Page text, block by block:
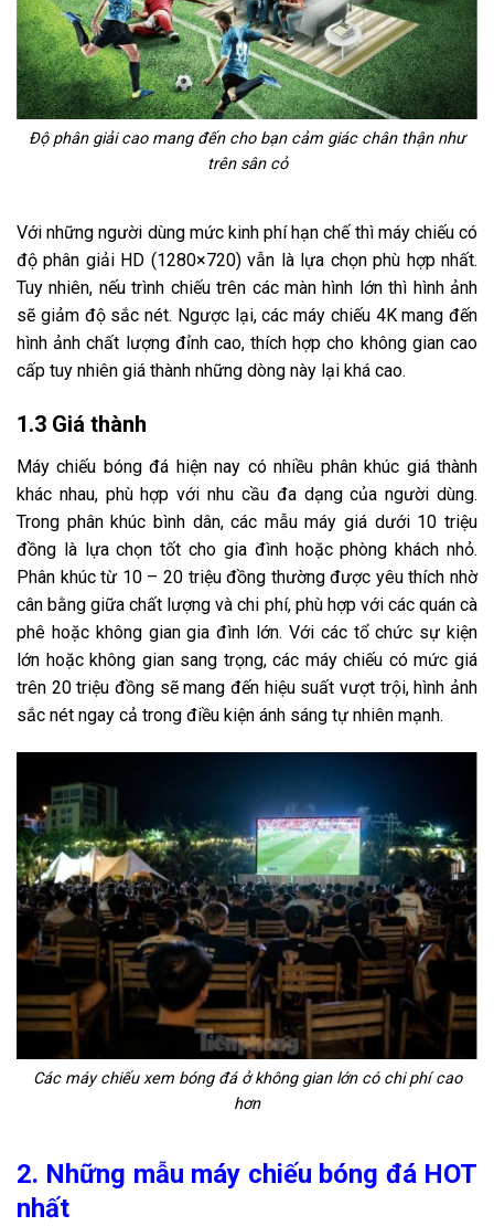
Độ phân giải cao mang đến cho bạn cảm giác chân thận như
trên sân cỏ
Với những người dùng mức kinh phí hạn chế thì máy chiếu có
độ phân giải HD (1280×720) vẫn là lựa chọn phù hợp nhất.
Tuy nhiên, nếu trình chiếu trên các màn hình lớn thì hình ảnh
sẽ giảm độ sắc nét. Ngược lại, các máy chiếu 4K mang đến
hình ảnh chất lượng đỉnh cao, thích hợp cho không gian cao
cấp tuy nhiên giá thành những dòng này lại khá cao.
1.3 Giá thành
Máy chiếu bóng đá hiện nay có nhiều phân khúc giá thành
khác nhau, phù hợp với nhu cầu đa dạng của người dùng.
Trong phân khúc bình dân, các mẫu máy giá dưới 10 triệu
đồng là lựa chọn tốt cho gia đình hoặc phòng khách nhỏ.
Phân khúc từ 10 – 20 triệu đồng thường được yêu thích nhờ
cân bằng giữa chất lượng và chi phí, phù hợp với các quán cà
phê hoặc không gian gia đình lớn. Với các tổ chức sự kiện
lớn hoặc không gian sang trọng, các máy chiếu có mức giá
trên 20 triệu đồng sẽ mang đến hiệu suất vượt trội, hình ảnh
sắc nét ngay cả trong điều kiện ánh sáng tự nhiên mạnh.
Các máy chiếu xem bóng đá ở không gian lớn có chi phí cao
hơn
2. Những mẫu máy chiếu bóng đá HOT
nhất